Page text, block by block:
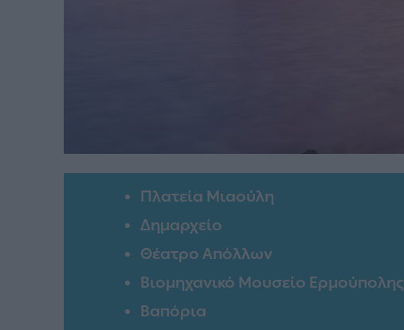
Πλατεία Μιαούλη
Δημαρχείο
Θέατρο Απόλλων
Βιομηχανικό Μουσείο Ερμούπολης
Βαπόρια